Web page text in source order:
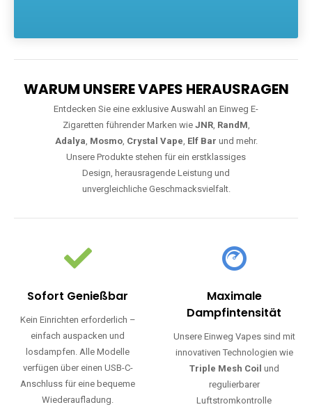
WARUM UNSERE VAPES HERAUSRAGEN
Entdecken Sie eine exklusive Auswahl an Einweg E-
Zigaretten führender Marken wie JNR, RandM,
Adalya, Mosmo, Crystal Vape, Elf Bar und mehr.
Unsere Produkte stehen für ein erstklassiges
Design, herausragende Leistung und
unvergleichliche Geschmacksvielfalt.
Sofort Genießbar
Kein Einrichten erforderlich –
einfach auspacken und
losdampfen. Alle Modelle
verfügen über einen USB-C-
Anschluss für eine bequeme
Wiederaufladung.
Maximale
Dampfintensität
Unsere Einweg Vapes sind mit
innovativen Technologien wie
Triple Mesh Coil und
regulierbarer
Luftstromkontrolle